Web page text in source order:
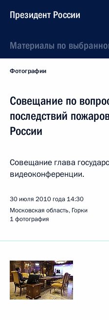
Президент России
Материалы по
Фотографии
Совещание по
последствий
России
Совещание глава
видеоконференции.
30 июля 2010 года 14:30
Московская область, Горки
1 фотография